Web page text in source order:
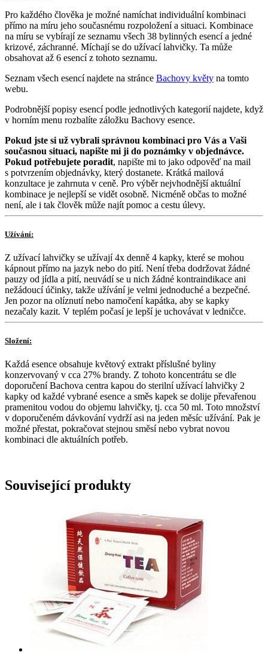
Pro každého člověka je možné namíchat individuální kombinaci
přímo na míru jeho současnému rozpoložení a situaci. Kombinace
na míru se vybírají ze seznamu všech 38 bylinných esencí a jedné
krizové, záchranné. Míchají se do užívací lahvičky. Ta může
obsahovat až 6 esencí z tohoto seznamu.
Seznam všech esencí najdete na stránce Bachovy květy na tomto
webu.
Podrobnější popisy esencí podle jednotlivých kategorií najdete, když
v horním menu rozbalíte záložku Bachovy esence.
Pokud jste si už vybrali správnou kombinaci pro Vás a Vaši
současnou situaci, napište mi ji do poznámky v objednávce.
Pokud potřebujete poradit, napište mi to jako odpověď na mail
s potvrzením objednávky, který dostanete. Krátká mailová
konzultace je zahrnuta v ceně. Pro výběr nejvhodnější aktuální
kombinace je nejlepší se vidět osobně. Nicméně občas to možné
není, ale i tak člověk může najít pomoc a cestu úlevy.
Užívání:
Z užívací lahvičky se užívají 4x denně 4 kapky, které se mohou
kápnout přímo na jazyk nebo do pití. Není třeba dodržovat žádné
pauzy od jídla a pití, neuvádí se u nich žádné kontraindikace ani
nežádoucí účinky, takže užívání je velmi jednoduché a bezpečné.
Jen pozor na olíznutí nebo namočení kapátka, aby se kapky
nezačaly kazit. V teplém počasí je lepší je uchovávat v ledničce.
Složení:
Každá esence obsahuje květový extrakt příslušné byliny
konzervovaný v cca 27% brandy. Z tohoto koncentrátu se dle
doporučení Bachova centra kapou do sterilní užívací lahvičky 2
kapky od každé vybrané esence a směs kapek se dolije převařenou
pramenitou vodou do objemu lahvičky, tj. cca 50 ml. Toto množství
v doporučeném dávkování vydrží asi na jeden měsíc užívání. Pak je
možné přestat, pokračovat stejnou směsí nebo vybrat novou
kombinaci dle aktuálních potřeb.
Související produkty